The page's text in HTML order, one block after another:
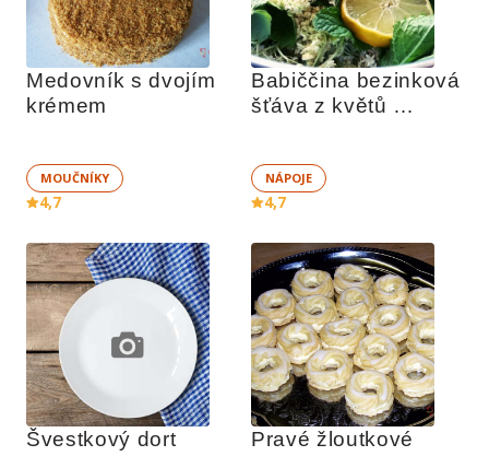
Medovník s dvojím
krémem
MOUČNÍKY
4,7
Babiččina bezinková
šťáva z květů
NÁPOJE
4,7
Švestkový dort
Pravé žloutkové